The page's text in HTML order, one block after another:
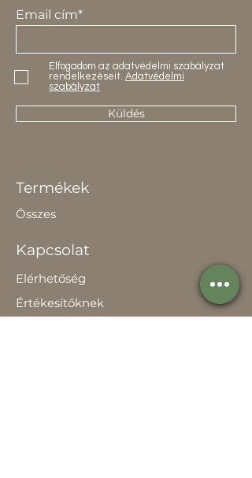
Email cím*
Elfogadom az adatvédelmi szabályzat
rendelkezéseit. Adatvédelmi
szabályzat
Küldés
Termékek
Összes
Kapcsolat
Elérhetőség
Értékesítőknek